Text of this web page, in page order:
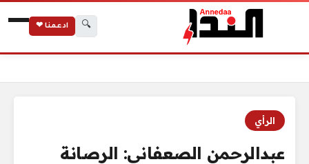
🔍 ادعمنا ❤
الرأي
عبدالرحمن الصعفاني: الرصانة